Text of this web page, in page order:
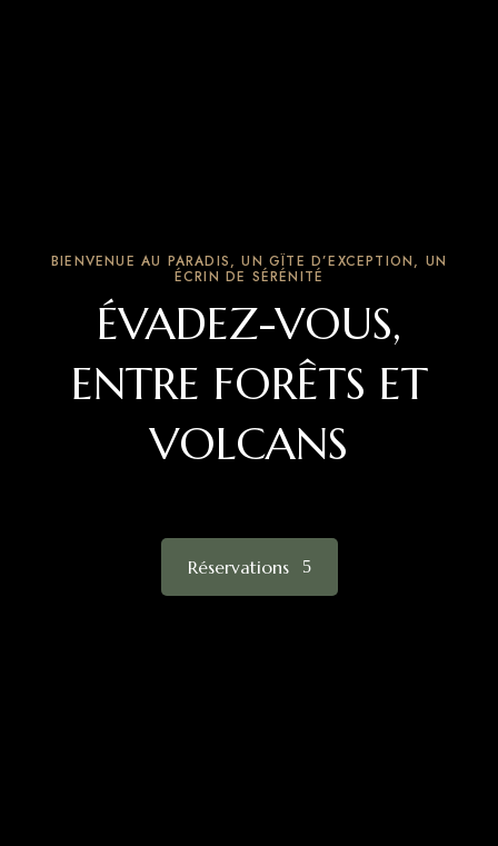
BIENVENUE AU PARADIS, UN GÎTE D’EXCEPTION, UN
ÉCRIN DE SÉRÉNITÉ
ÉVADEZ-VOUS,
ENTRE FORÊTS ET
VOLCANS
Réservations